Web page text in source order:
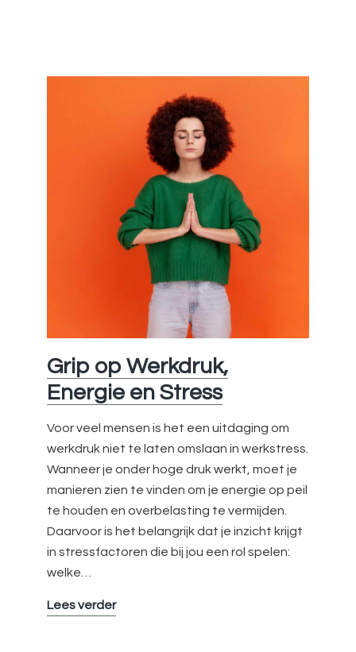
Grip op Werkdruk,
Energie en Stress
Voor veel mensen is het een uitdaging om
werkdruk niet te laten omslaan in werkstress.
Wanneer je onder hoge druk werkt, moet je
manieren zien te vinden om je energie op peil
te houden en overbelasting te vermijden.
Daarvoor is het belangrijk dat je inzicht krijgt
in stressfactoren die bij jou een rol spelen:
welke…
Lees verderGrip